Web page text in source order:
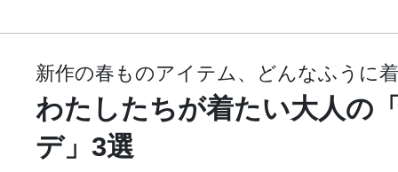
新作の春ものアイテム、どんなふうに
わたしたちが着たい大人の
デ」3選